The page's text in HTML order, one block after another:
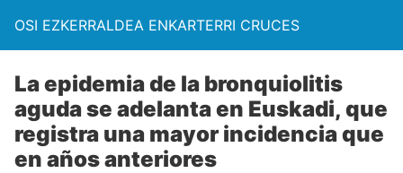
OSI EZKERRALDEA ENKARTERRI CRUCES
La epidemia de la bronquiolitis
aguda se adelanta en Euskadi, que
registra una mayor incidencia que
en años anteriores